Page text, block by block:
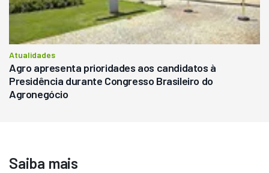
Atualidades
Agro apresenta prioridades aos candidatos à
Presidência durante Congresso Brasileiro do
Agronegócio
Saiba mais